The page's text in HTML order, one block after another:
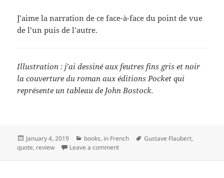
J’aime la narration de ce face-à-face du point de vue
de l’un puis de l’autre.
Illustration : j’ai dessiné aux feutres fins gris et noir
la couverture du roman aux éditions Pocket qui
représente un tableau de John Bostock.
Posted
on
January 4, 2019 Categories
books, in French Tags
Gustave Flaubert,
quote, review Leave a commenton Lecture : Madame Bovary